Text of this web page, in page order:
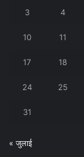
3 4
10 11
17 18
24 25
31
« जुलाई